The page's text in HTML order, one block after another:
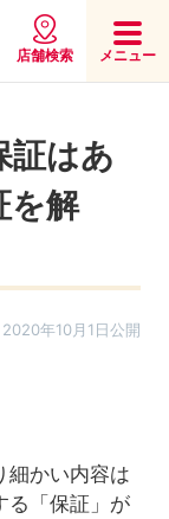
店舗検索 メニュー
証はあ
を解
年10月1日公開
細かい内容は
る「保証」が